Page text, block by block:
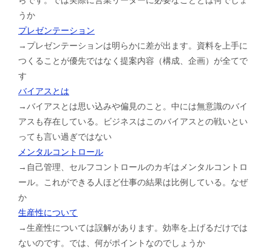
うか
プレゼンテーション
→プレゼンテーションは明らかに差が出ます。資料を上手に
つくることが優先ではなく提案内容（構成、企画）が全てで
す
バイアスとは
→バイアスとは思い込みや偏見のこと。中には無意識のバイ
アスも存在している。ビジネスはこのバイアスとの戦いとい
っても言い過ぎではない
メンタルコントロール
→自己管理、セルフコントロールのカギはメンタルコントロ
ール。これができる人ほど仕事の結果は比例している。なぜ
か
生産性について
→生産性については誤解があります。効率を上げるだけでは
ないのです。では、何がポイントなのでしょうか